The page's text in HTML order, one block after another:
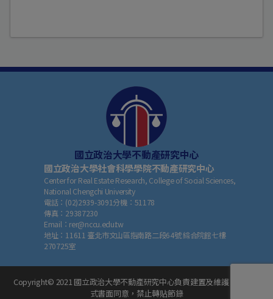
國立政治大學不動產研究中心
國立政治大學社會科學學院不動產研究中心
Center for Real Estate Research, College of Social Sciences,
National Chengchi University
電話： (02)2939-3091分機： 51178
傳真： 29387230
Email： rer@nccu.edu.tw
地址： 11611 臺北市文山區指南路二段64號 綜合院館七樓
270725室
Copyright© 2021 國立政治大學不動產研究中心負責建置及維護，非經正
式書面同意，禁止轉貼節錄